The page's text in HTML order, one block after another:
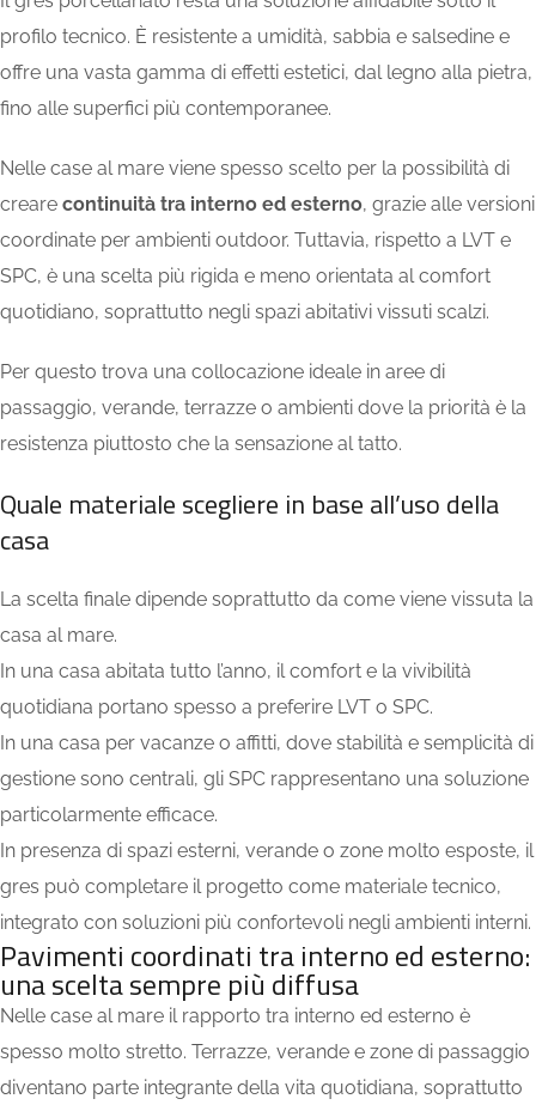
profilo tecnico. È resistente a umidità, sabbia e salsedine e
offre una vasta gamma di effetti estetici, dal legno alla pietra,
fino alle superfici più contemporanee.
Nelle case al mare viene spesso scelto per la possibilità di
creare continuità tra interno ed esterno, grazie alle versioni
coordinate per ambienti outdoor. Tuttavia, rispetto a LVT e
SPC, è una scelta più rigida e meno orientata al comfort
quotidiano, soprattutto negli spazi abitativi vissuti scalzi.
Per questo trova una collocazione ideale in aree di
passaggio, verande, terrazze o ambienti dove la priorità è la
resistenza piuttosto che la sensazione al tatto.
Quale materiale scegliere in base all’uso della
casa
La scelta finale dipende soprattutto da come viene vissuta la
casa al mare.
In una casa abitata tutto l’anno, il comfort e la vivibilità
quotidiana portano spesso a preferire LVT o SPC.
In una casa per vacanze o affitti, dove stabilità e semplicità di
gestione sono centrali, gli SPC rappresentano una soluzione
particolarmente efficace.
In presenza di spazi esterni, verande o zone molto esposte, il
gres può completare il progetto come materiale tecnico,
integrato con soluzioni più confortevoli negli ambienti interni.
Pavimenti coordinati tra interno ed esterno:
una scelta sempre più diffusa
Nelle case al mare il rapporto tra interno ed esterno è
spesso molto stretto. Terrazze, verande e zone di passaggio
diventano parte integrante della vita quotidiana, soprattutto